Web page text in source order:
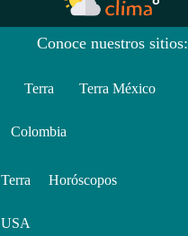
Conoce nuestros sitios:
Terra
Colombia
Terra México
Terra
USA
Horóscopos